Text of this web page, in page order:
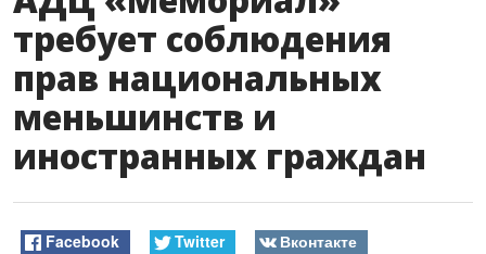
требует соблюдения
прав национальных
меньшинств и
иностранных граждан
Facebook Twitter Вконтакте